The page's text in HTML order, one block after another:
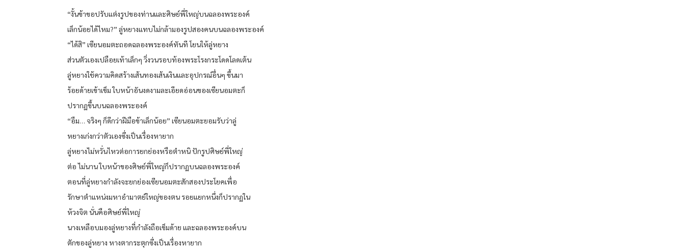
“งั้นข้าขอปรับแต่งรูปของท่านและศิษย์พี่ใหญ่บนฉลองพระองค์
เล็กน้อยได้ไหม?” ลู่หยางแทบไม่กล้ามองรูปสองคนบนฉลองพระองค์
“ได้สิ” เซียนอมตะถอดฉลองพระองค์ทันที โยนให้ลู่หยาง
ส่วนตัวเองเปลือยเท้าเล็กๆ วิ่งวนรอบท้องพระโรงกระโดดโลดเต้น
ลู่หยางใช้ความคิดสร้างเส้นทองเส้นเงินและอุปกรณ์อื่นๆ ขึ้นมา
ร้อยด้ายเข้าเข็ม ใบหน้าอันงดงามละเอียดอ่อนของเซียนอมตะก็
ปรากฏขึ้นบนฉลองพระองค์
“อืม… จริงๆ ก็ดีกว่าฝีมือข้าเล็กน้อย” เซียนอมตะยอมรับว่าลู่
หยางเก่งกว่าตัวเองซึ่งเป็นเรื่องหายาก
ลู่หยางไม่หวั่นไหวต่อการยกย่องหรือตำหนิ ปักรูปศิษย์พี่ใหญ่
ต่อ ไม่นาน ใบหน้าของศิษย์พี่ใหญ่ก็ปรากฏบนฉลองพระองค์
ตอนที่ลู่หยางกำลังจะยกย่องเซียนอมตะสักสองประโยคเพื่อ
รักษาตำแหน่งมหาอำมาตย์ใหญ่ของตน รอยแยกหนึ่งก็ปรากฏใน
ห้วงจิต นั่นคือศิษย์พี่ใหญ่
นางเหลือบมองลู่หยางที่กำลังถือเข็มด้าย และฉลองพระองค์บน
ตักของลู่หยาง หางตากระตุกซึ่งเป็นเรื่องหายาก